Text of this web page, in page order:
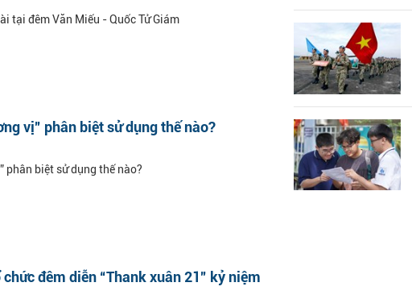
tại đêm Văn Miếu - Quốc Tử Giám
vị” phân biệt sử dụng thế nào?
phân biệt sử dụng thế nào?
đêm diễn “Thank xuân 21” kỷ niệm